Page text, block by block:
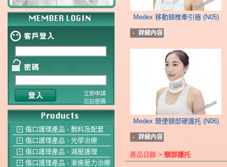
立即申請
忘記密碼
＋ 傷口護理產品 - 敷料及配套
＋ 傷口護理產品 - 光學治療
＋ 傷口護理產品 - 減壓護理
＋ 傷口護理產品 - 漸進壓力治療
Medex 移動頸椎牽引器 (N05)
詳細內容
Medex 簡便頸部硬護托 (N06)
詳細內容
產品目錄 > 頸部護托